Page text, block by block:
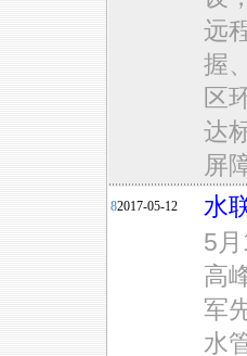
远
握
区
达
屏
82017-05-12
水
5
高
军
水